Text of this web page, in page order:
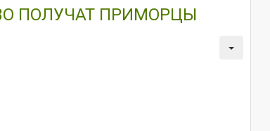
ПОЛУЧАТ ПРИМОРЦЫ